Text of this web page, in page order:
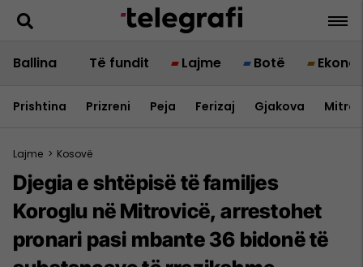
Ballina Të fundit Lajme Botë
Prishtina Prizreni Peja Ferizaj Gjakova
Lajme > Kosovë
Djegia e shtëpisë të familjes
Koroglu në Mitrovicë, arrestohet
pronari pasi mbante 36 bidonë të